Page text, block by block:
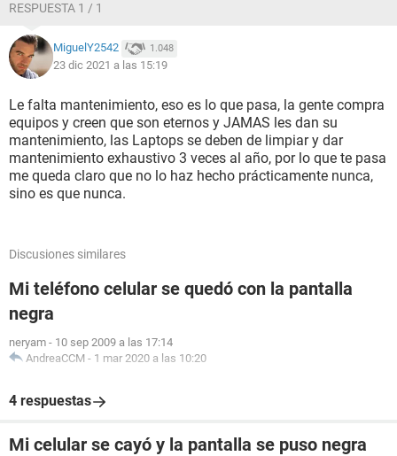
RESPUESTA 1 / 1
MiguelY2542 1.048
23 dic 2021 a las 15:19
Le falta mantenimiento, eso es lo que pasa, la gente compra
equipos y creen que son eternos y JAMAS les dan su
mantenimiento, las Laptops se deben de limpiar y dar
mantenimiento exhaustivo 3 veces al año, por lo que te pasa
me queda claro que no lo haz hecho prácticamente nunca,
sino es que nunca.
Discusiones similares
Mi teléfono celular se quedó con la pantalla
negra
neryam - 10 sep 2009 a las 17:14
AndreaCCM - 1 mar 2020 a las 10:20
4 respuestas
Mi celular se cayó y la pantalla se puso negra